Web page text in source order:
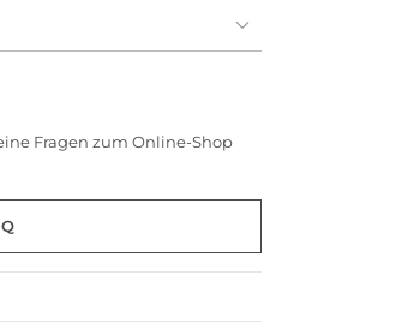
Fragen zum Online-Shop